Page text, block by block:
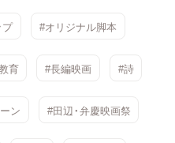
プ #オリジナル脚本
育 #長編映画 #詩
ン #田辺・弁慶映画祭